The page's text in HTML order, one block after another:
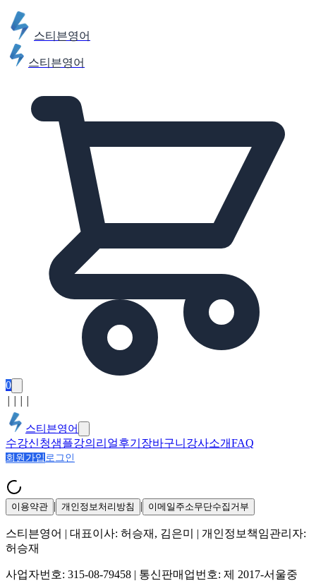
스티븐영어
스티븐영어
0
스티븐영어
수강신청샘플강의 리얼후기 장바구니 강사소개FAQ
회원가입 로그인
이용약관 | 개인정보처리방침 | 이메일주소무단수집거부
스티븐영어 | 대표이사: 허승재, 김은미
| 개인정보책임관리자:
허승재
사업자번호: 315-08-79458 | 통신판매업번호: 제 2017-서울중